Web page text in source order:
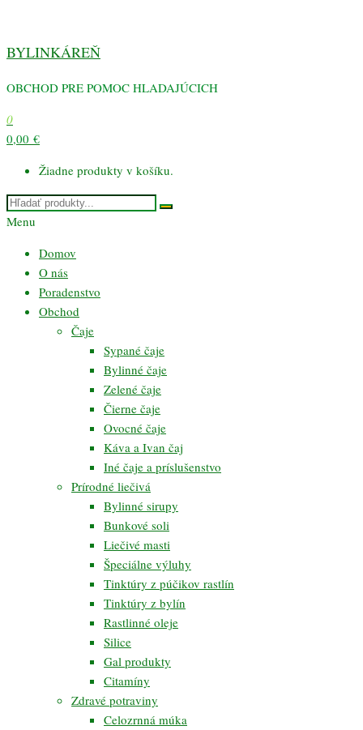
obsah
BYLINKÁREŇ
OBCHOD PRE POMOC HLADAJÚCICH
0
0,00 €
Žiadne produkty v košíku.
Menu
Domov
O nás
Poradenstvo
Obchod
Čaje
Sypané čaje
Bylinné čaje
Zelené čaje
Čierne čaje
Ovocné čaje
Káva a Ivan čaj
Iné čaje a príslušenstvo
Prírodné liečivá
Bylinné sirupy
Bunkové soli
Liečivé masti
Špeciálne výluhy
Tinktúry z púčikov rastlín
Tinktúry z bylín
Rastlinné oleje
Silice
Gal produkty
Citamíny
Zdravé potraviny
Celozrnná múka